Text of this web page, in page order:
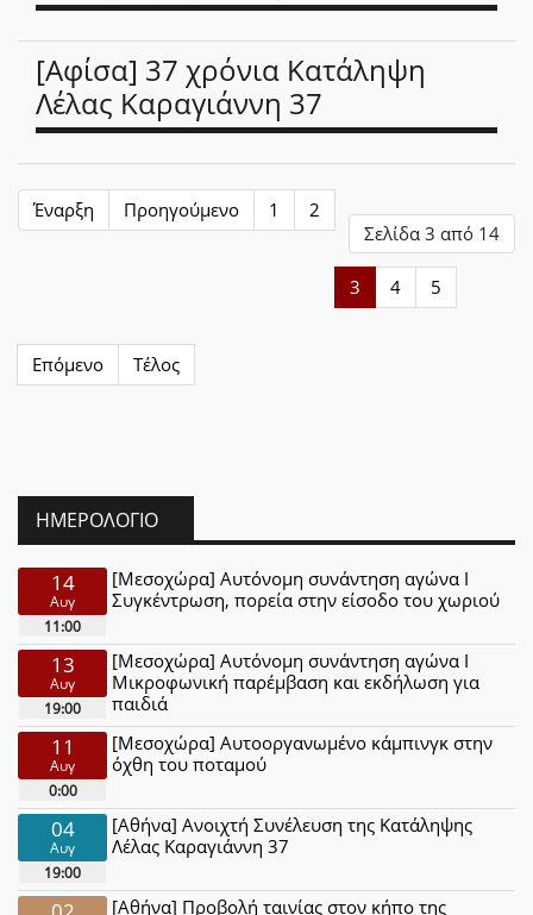
[Αφίσα] 37 χρόνια Κατάληψη
Λέλας Καραγιάννη 37
Σελίδα 3 από 14
Έναρξη Προηγούμενο 1 2
3 4 5
Επόμενο Τέλος
ΗΜΕΡΟΛΌΓΙΟ
14
Αυγ
11:00
[Μεσοχώρα] Αυτόνομη συνάντηση αγώνα Ι
Συγκέντρωση, πορεία στην είσοδο του χωριού
13
Αυγ
19:00
[Μεσοχώρα] Αυτόνομη συνάντηση αγώνα Ι
Μικροφωνική παρέμβαση και εκδήλωση για
παιδιά
11
Αυγ
0:00
[Μεσοχώρα] Αυτοοργανωμένο κάμπινγκ στην
όχθη του ποταμού
04
Αυγ
19:00
[Αθήνα] Ανοιχτή Συνέλευση της Κατάληψης
Λέλας Καραγιάννη 37
[Αθήνα] Προβολή ταινίας στον κήπο της